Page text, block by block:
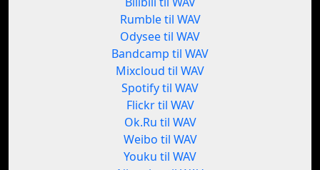
Rumble til WAV
Odysee til WAV
Bandcamp til WAV
Mixcloud til WAV
Spotify til WAV
Flickr til WAV
Ok.Ru til WAV
Weibo til WAV
Youku til WAV